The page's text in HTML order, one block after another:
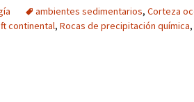
ambientes sedimentarios, Corteza
continental, Rocas de precipitación química,